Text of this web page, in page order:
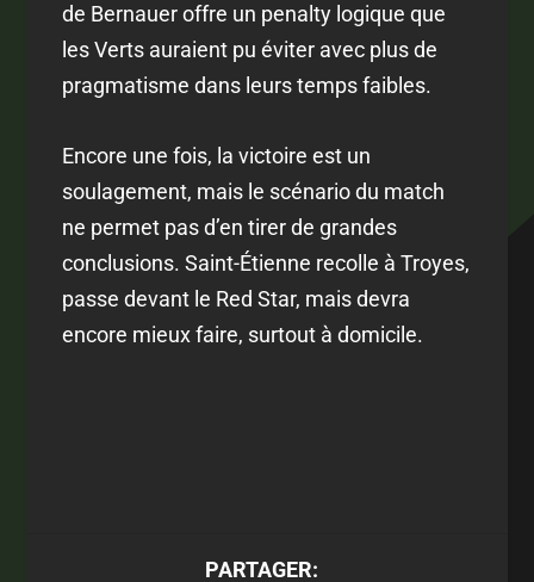
de Bernauer offre un penalty logique que
les Verts auraient pu éviter avec plus de
pragmatisme dans leurs temps faibles.
Encore une fois, la victoire est un
soulagement, mais le scénario du match
ne permet pas d’en tirer de grandes
conclusions. Saint-Étienne recolle à Troyes,
passe devant le Red Star, mais devra
encore mieux faire, surtout à domicile.
PARTAGER: